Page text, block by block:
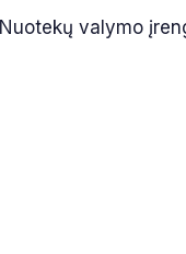
Nuotekų valymo